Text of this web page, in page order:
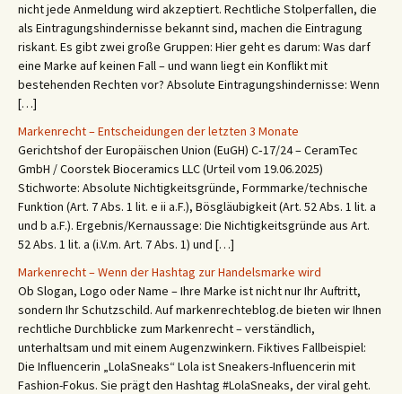
nicht jede Anmeldung wird akzeptiert. Rechtliche Stolperfallen, die
als Eintragungshindernisse bekannt sind, machen die Eintragung
riskant. Es gibt zwei große Gruppen: Hier geht es darum: Was darf
eine Marke auf keinen Fall – und wann liegt ein Konflikt mit
bestehenden Rechten vor? Absolute Eintragungshindernisse: Wenn
[…]
Markenrecht – Entscheidungen der letzten 3 Monate
Gerichtshof der Europäischen Union (EuGH) C‑17/24 – CeramTec
GmbH / Coorstek Bioceramics LLC (Urteil vom 19.06.2025)
Stichworte: Absolute Nichtigkeitsgründe, Formmarke/technische
Funktion (Art. 7 Abs. 1 lit. e ii a.F.), Bösgläubigkeit (Art. 52 Abs. 1 lit. a
und b a.F.). Ergebnis/Kernaussage: Die Nichtigkeitsgründe aus Art.
52 Abs. 1 lit. a (i.V.m. Art. 7 Abs. 1) und […]
Markenrecht – Wenn der Hashtag zur Handelsmarke wird
Ob Slogan, Logo oder Name – Ihre Marke ist nicht nur Ihr Auftritt,
sondern Ihr Schutzschild. Auf markenrechteblog.de bieten wir Ihnen
rechtliche Durchblicke zum Markenrecht – verständlich,
unterhaltsam und mit einem Augenzwinkern. Fiktives Fallbeispiel:
Die Influencerin „LolaSneaks“ Lola ist Sneakers-Influencerin mit
Fashion-Fokus. Sie prägt den Hashtag #LolaSneaks, der viral geht.